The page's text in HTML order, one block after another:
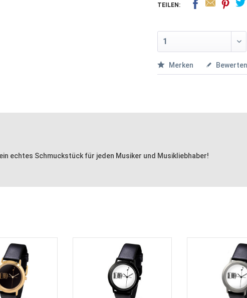
TEILEN:
Merken Bewerten
echtes Schmuckstück für jeden Musiker und Musikliebhaber!